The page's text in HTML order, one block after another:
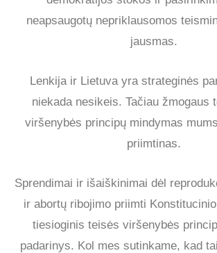
neapsaugotų nepriklausomos
jausmas.
Lenkija ir Lietuva yra strateginės
niekada nesikeis. Tačiau žmogaus
viršenybės principų mindymas
priimtinas.
Sprendimai ir išaiškinimai dėl
ir abortų ribojimo priimti
tiesioginis teisės viršenybės
padarinys. Kol mes sutinkame, kad